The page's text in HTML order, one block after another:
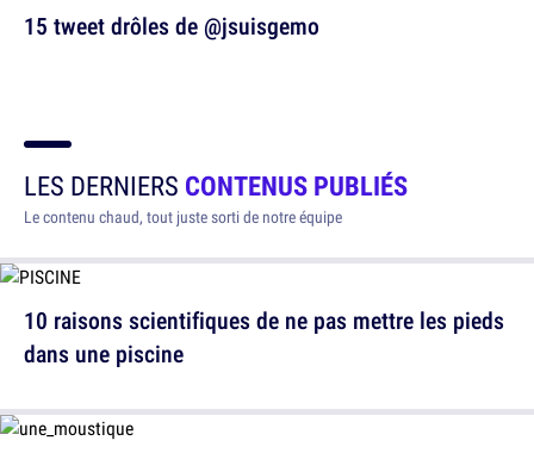
15 tweet drôles de @jsuisgemo
LES DERNIERS CONTENUS PUBLIÉS
Le contenu chaud, tout juste sorti de notre équipe
10 raisons scientifiques de ne pas mettre les pieds
dans une piscine